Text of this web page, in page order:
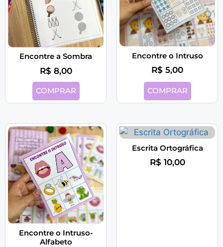
Encontre a Sombra
R$ 8,00
COMPRAR
Encontre o Intruso
R$ 5,00
COMPRAR
Encontre o Intruso-
Alfabeto
Escrita Ortográfica
R$ 10,00